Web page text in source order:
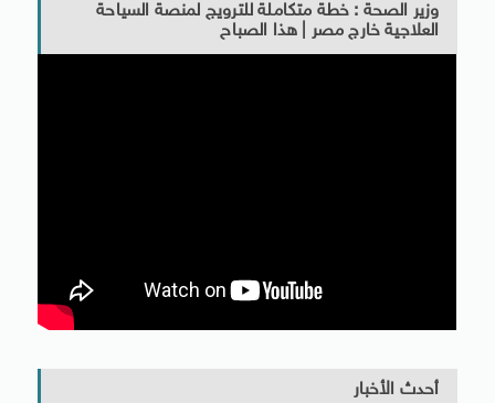
وزير الصحة : خطة متكاملة للترويج لمنصة السياحة
العلاجية خارج مصر | هذا الصباح
أحدث الأخبار